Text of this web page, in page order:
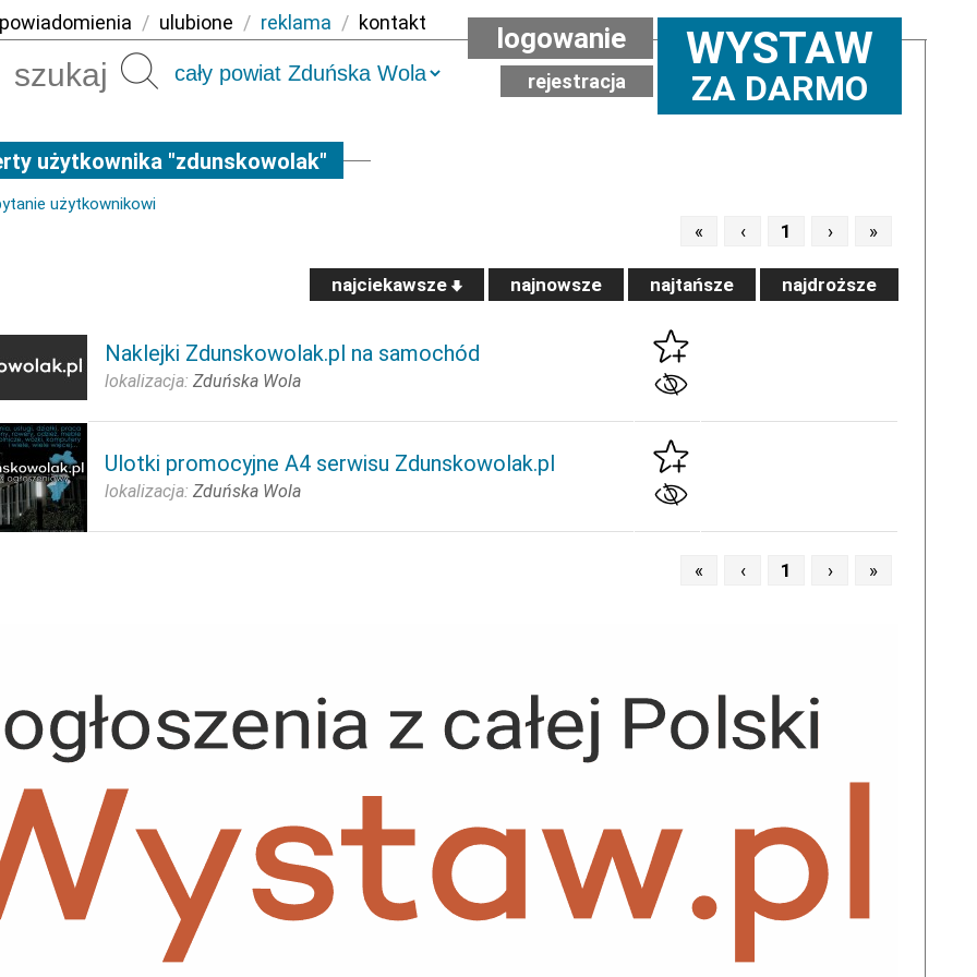
powiadomienia / ulubione / reklama / kontakt
Szukaj WYSTAW
ZA DARMO
logowanie
rejestracja
użytkownika "zdunskowolak"
użytkownikowi
« ‹ 1 › »
najciekawsze najnowsze najtańsze najdroższe
Naklejki Zdunskowolak.pl na samochód
lokalizacja: Zduńska Wola
Ulotki promocyjne A4 serwisu Zdunskowolak.pl
lokalizacja: Zduńska Wola
« ‹ 1 › »